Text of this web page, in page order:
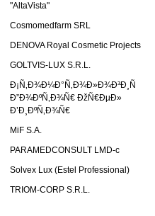
"AltaVista"
Cosmomedfarm SRL
DENOVA Royal Cosmetic Projects
GOLTVIS-LUX S.R.L.
Ð¡Ñ‚Ð¾Ð¼Ð°Ñ‚Ð¾Ð»Ð¾Ð³Ð¸Ñ
Ð”Ð¾ÐºÑ‚Ð¾Ñ€ ÐžÑ€ÐµÐ»
Ð’Ð¸ÐºÑ‚Ð¾Ñ€
MiF S.A.
PARAMEDCONSULT LMD-c
Solvex Lux (Estel Professional)
TRIOM-CORP S.R.L.